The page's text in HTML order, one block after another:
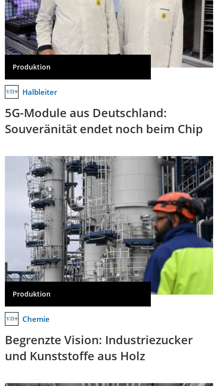
Produktion
Halbleiter
5G-Module aus Deutschland:
Souveränität endet noch beim Chip
Produktion
Chemie
Begrenzte Vision: Industriezucker
und Kunststoffe aus Holz